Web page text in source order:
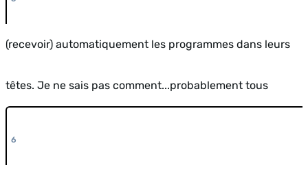
(recevoir) automatiquement les programmes dans leurs
têtes. Je ne sais pas comment...probablement tous